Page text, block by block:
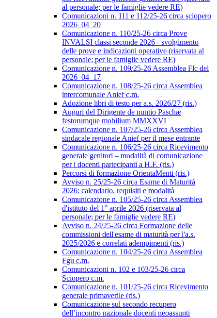
al personale; per le famiglie vedere RE)
Comunicazioni n. 111 e 112/25-26 circa sciopero
2026_04_20
Comunicazione n. 110/25-26 circa Prove
INVALSI classi seconde 2026 - svolgimento
delle prove e indicazioni operative (riservata al
personale; per le famiglie vedere RE)
Comunicazione n. 109/25-26 Assemblea Flc del
2026_04_17
Comunicazione n. 108/25-26 circa Assemblea
intercomunale Anief c.m.
Adozione libri di testo per a.s. 2026/27 (ris.)
Auguri del Dirigente de nuntio Paschæ
festorumque mobilium MMXXVI
Comunicazione n. 107/25-26 circa Assemblea
sindacale regionale Anief per il mese entrante
Comunicazione n. 106/25-26 circa Ricevimento
generale genitori – modalità di comunicazione
per i docenti partecipanti a H.F. (ris.)
Percorsi di formazione OrientaMenti (ris.)
Avviso n. 25/25-26 circa Esame di Maturità
2026: calendario, requisiti e modalità
Comunicazione n. 105/25-26 circa Assemblea
d'istituto del 1° aprile 2026 (riservata al
personale; per le famiglie vedere RE)
Avviso n. 24/25-26 circa Formazione delle
commissioni dell'esame di maturità per l'a.s.
2025/2026 e correlati adempimenti (ris.)
Comunicazione n. 104/25-26 circa Assemblea
Fgu c.m.
Comunicazioni n. 102 e 103/25-26 circa
Sciopero c.m.
Comunicazione n. 101/25-26 circa Ricevimento
generale primaverile (ris.)
Comunicazione sul secondo recupero
dell’incontro nazionale docenti neoassunti